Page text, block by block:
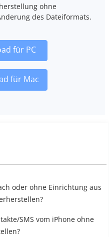
ohne
des Dateiformats.
für PC
für Mac
oder ohne Einrichtung aus
SMS vom iPhone ohne